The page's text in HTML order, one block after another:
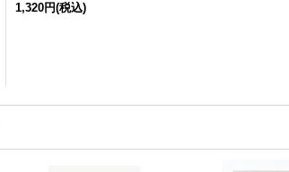
1,320円(税込)